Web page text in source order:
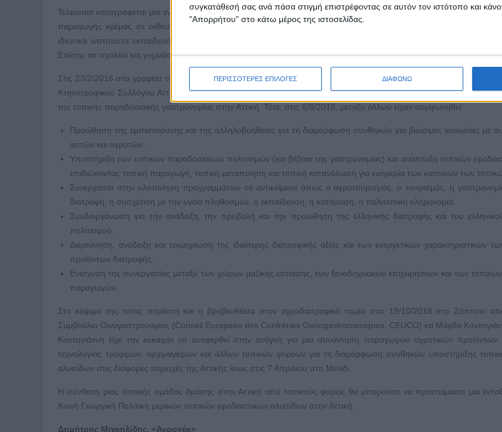
συγκατάθεσή σας ανά πάσα στιγμή επιστρέφοντας σε αυτόν τον ιστότοπο και
"Απορρήτου" στο κάτω μέρος της ιστοσελίδας.
ΠΕΡΙΣΣΟΤΕΡΕΣ ΕΠΙΛΟΓΕΣ ΔΙΑΦΩΝΩ
Τελευταία καταγράφεται μια εντατική προσπάθειά του να ανοιχτεί στην κοινωνία και στους καταναλωτές με
παραγωγής κρέμας σε εκθέσεις, καθώς και με πολλή επιτυχία, σε συνεργασία με τη Λέσχη Αρχιμαγείρων Αττικής
ιδιωτικά ινστιτούτα εκπαίδευσης και κατάρτισης (ΙΙΕΚ) και σε δημόσια ΙΕΚ στους κλάδους της μαγειρικής και της
Επίσης σε σχολεία και γυμνάσια στην ύπαιθρο της Αττικής.
Στις 23/2/2016 στα γραφεία της «Ακρόπολις» στο κτίριο της ICOMOS (Πειραιώς 73, Αθήνα) ο κ. Γιάννης
Κτηνοτροφικού Συλλόγου Αττικής, επαναβεβαίωσε το πρωτόκολλο συνεργασίας με τη Λέσχη Αρχιμαγείρων Αττικής
της τοπικής παραδοσιακής γαστρονομίας στην Αττική. Τότε, στις 6/8/2018, μεταξύ άλλων είχαν συμφωνηθεί:
Προώθηση της εμπιστοσύνης και της αλληλοβοήθειας για τη διαμόρφωση συνθηκών για βιώσιμες κοινωνίες με
αστών και αγροτών.
Υποστήριξη των τοπικών παραδοσιακών πολιτισμών (και βέβαια της γαστρονομίας) και ανάπτυξη τοπικών
επιδιώκοντας τοπική παραγωγή, τοπική μεταποίηση και τοπική κατανάλωση για ευημερία των κατοίκων των
Συνεργασία στην υλοποίηση προγραμμάτων σε αντικείμενα όπως ο αγροτουρισμός, ο τουρισμός, η
διατροφή, η συσχέτιση με την υγεία πληθυσμού, η εκπαίδευση, η κατάρτιση, η πολιτιστική κληρονομιά.
Συνδιοργάνωση για την ανάδειξη, την προβολή και την προώθηση της ελληνικής διατροφής και του
πολιτισμού.
Διερεύνηση, ανάδειξη και τεκμηρίωση της ιδιαίτερης διατροφικής αξίας και των ευεργετικών χαρακτηριστικών
προϊόντων διατροφής.
Ενίσχυση της συνεργασίας μεταξύ των χώρων μαζικής εστίασης, των ξενοδοχειακών επιχειρήσεων και των
παραγωγών.
Στο κόψιμο της πίτας παρέστη και η βραβευθείσα στον αγροδιατροφικό τομέα στις 19/10/2018 στο Ζάππειο
Συμβούλιο Οινογαστρονομίας (Conseil Européen des Confréries Oenogastronomiques, CEUCO) κα Μάγδα
Κοντογιάννη είχε την ευκαιρία να αναφερθεί στην ανάγκη για μια συνάντηση παραγωγών αγροτικών προϊόντων
τεχνολογίας τροφίμων, αρχιμαγείρων και άλλων τοπικών φορέων για τη διαμόρφωση συνθηκών υποστήριξης
αλυσίδων στις διάφορες περιοχές της Αττικής ίσως στις 7 Απριλίου στο Μενίδι.
Η σύνθεση μιας τοπικής ομάδας δράσης στην Αττική από τοπικούς φορείς θα μπορούσε να προετοιμάσει μια
Κοινή Γεωργική Πολιτική μερικών τοπικών εφοδιαστικών αλυσίδων στην Αττική.
Δημήτρης Μιχαηλίδης, «Αγρονέα»